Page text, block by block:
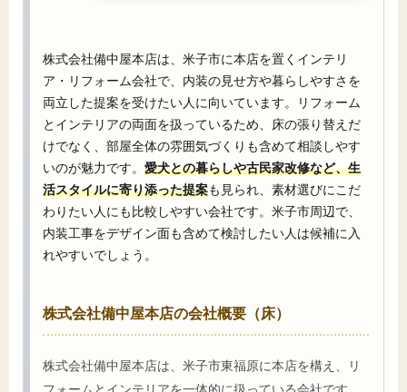
株式会社備中屋本店は、米子市に本店を置くインテリ
ア・リフォーム会社で、内装の見せ方や暮らしやすさを
両立した提案を受けたい人に向いています。リフォーム
とインテリアの両面を扱っているため、床の張り替えだ
けでなく、部屋全体の雰囲気づくりも含めて相談しやす
いのが魅力です。 愛犬との暮らしや古民家改修など、生
活スタイルに寄り添った提案も見られ、素材選びにこだ
わりたい人にも比較しやすい会社です。米子市周辺で、
内装工事をデザイン面も含めて検討したい人は候補に入
れやすいでしょう。
株式会社備中屋本店の会社概要（床）
株式会社備中屋本店は、米子市東福原に本店を構え、リ